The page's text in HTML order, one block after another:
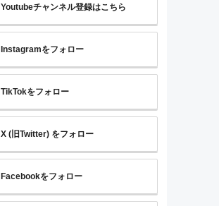
Youtubeチャンネル登録はこちら
Instagramをフォロー
TikTokをフォロー
X (旧Twitter) をフォロー
Facebookをフォロー